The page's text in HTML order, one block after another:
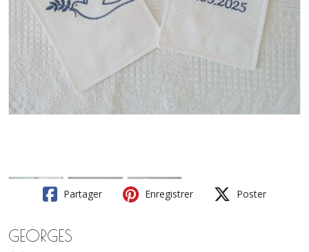
Partager Enregistrer Poster
GEORGES